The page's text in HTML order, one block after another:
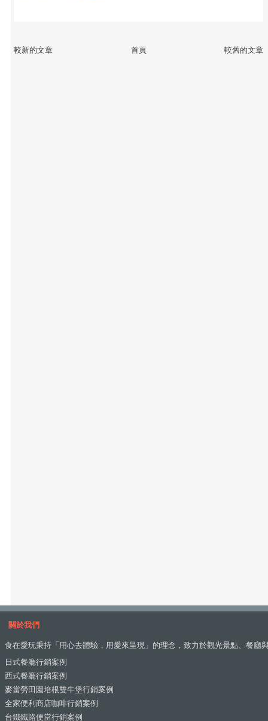
較新的文章 較舊的文章
首頁
關於我們
食在愛玩秉持「用心去體驗，用愛來呈現」的理念，致力於觀光景點、餐廳
日式餐廳行銷案例
西式餐廳行銷案例
麥當勞田園培根雙牛堡行銷案例
全家便利商店咖啡行銷案例
台鐵鐵路便當行銷案例